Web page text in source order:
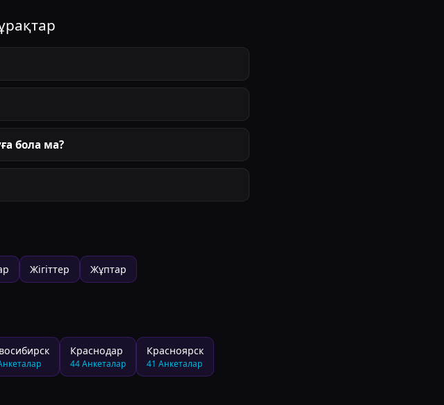
бола ма?
Жігіттер Жұптар
Краснодар
44Анкеталар
Красноярск
41 Анкеталар